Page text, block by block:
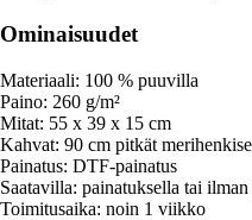
Ominaisuudet
Materiaali: 100 % puuvilla
Paino: 260 g/m²
Mitat: 55 x 39 x 15 cm
Kahvat: 90 cm pitkät
Painatus: DTF-painatus
Saatavilla: painatuksella tai ilman
Toimitusaika: noin 1 viikko